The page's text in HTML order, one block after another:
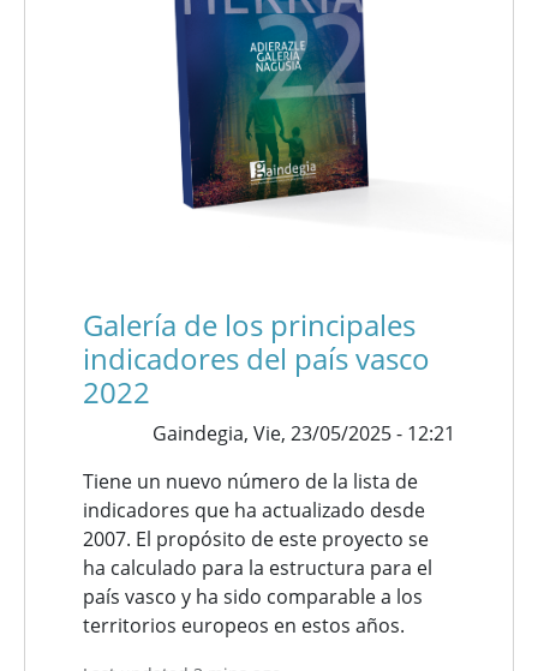
Galería de los principales
indicadores del país vasco
2022
Gaindegia, Vie, 23/05/2025 - 12:21
Tiene un nuevo número de la lista de
indicadores que ha actualizado desde
2007. El propósito de este proyecto se
ha calculado para la estructura para el
país vasco y ha sido comparable a los
territorios europeos en estos años.